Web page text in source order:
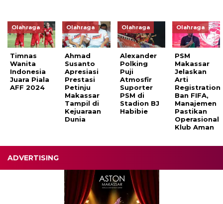
Olahraga
Timnas
Wanita
Indonesia
Juara Piala
AFF 2024
Olahraga
Ahmad
Susanto
Apresiasi
Prestasi
Petinju
Makassar
Tampil di
Kejuaraan
Dunia
Olahraga
Alexander
Polking
Puji
Atmosfir
Suporter
PSM di
Stadion BJ
Habibie
Olahraga
PSM
Makassar
Jelaskan
Arti
Registration
Ban FIFA,
Manajemen
Pastikan
Operasional
Klub Aman
ADVERTISING